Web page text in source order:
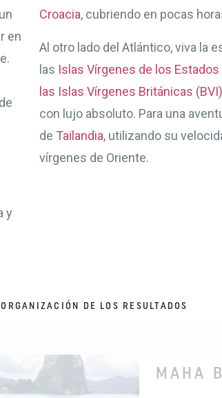
en
y
Croacia, cubriendo en pocas
Al otro lado del Atlántico, viva la
las Islas Vírgenes de los Estados
las Islas Vírgenes Británicas (BVI)
con lujo absoluto. Para una
de Tailandia, utilizando su
vírgenes de Oriente.
ORGANIZACIÓN DE LOS RESULTADOS
MAHA